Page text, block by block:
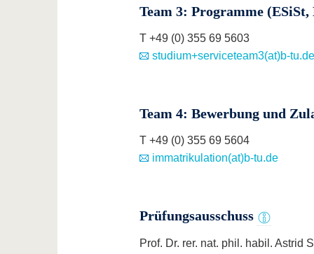
Team 3: Programme
T +49 (0) 355 69 5603
studium+serviceteam3(at)b-tu.de
Team 4: Bewerbung und
T +49 (0) 355 69 5604
immatrikulation(at)b-tu.de
Prüfungsausschuss
Prof. Dr. rer. nat. phil. habil. Astrid